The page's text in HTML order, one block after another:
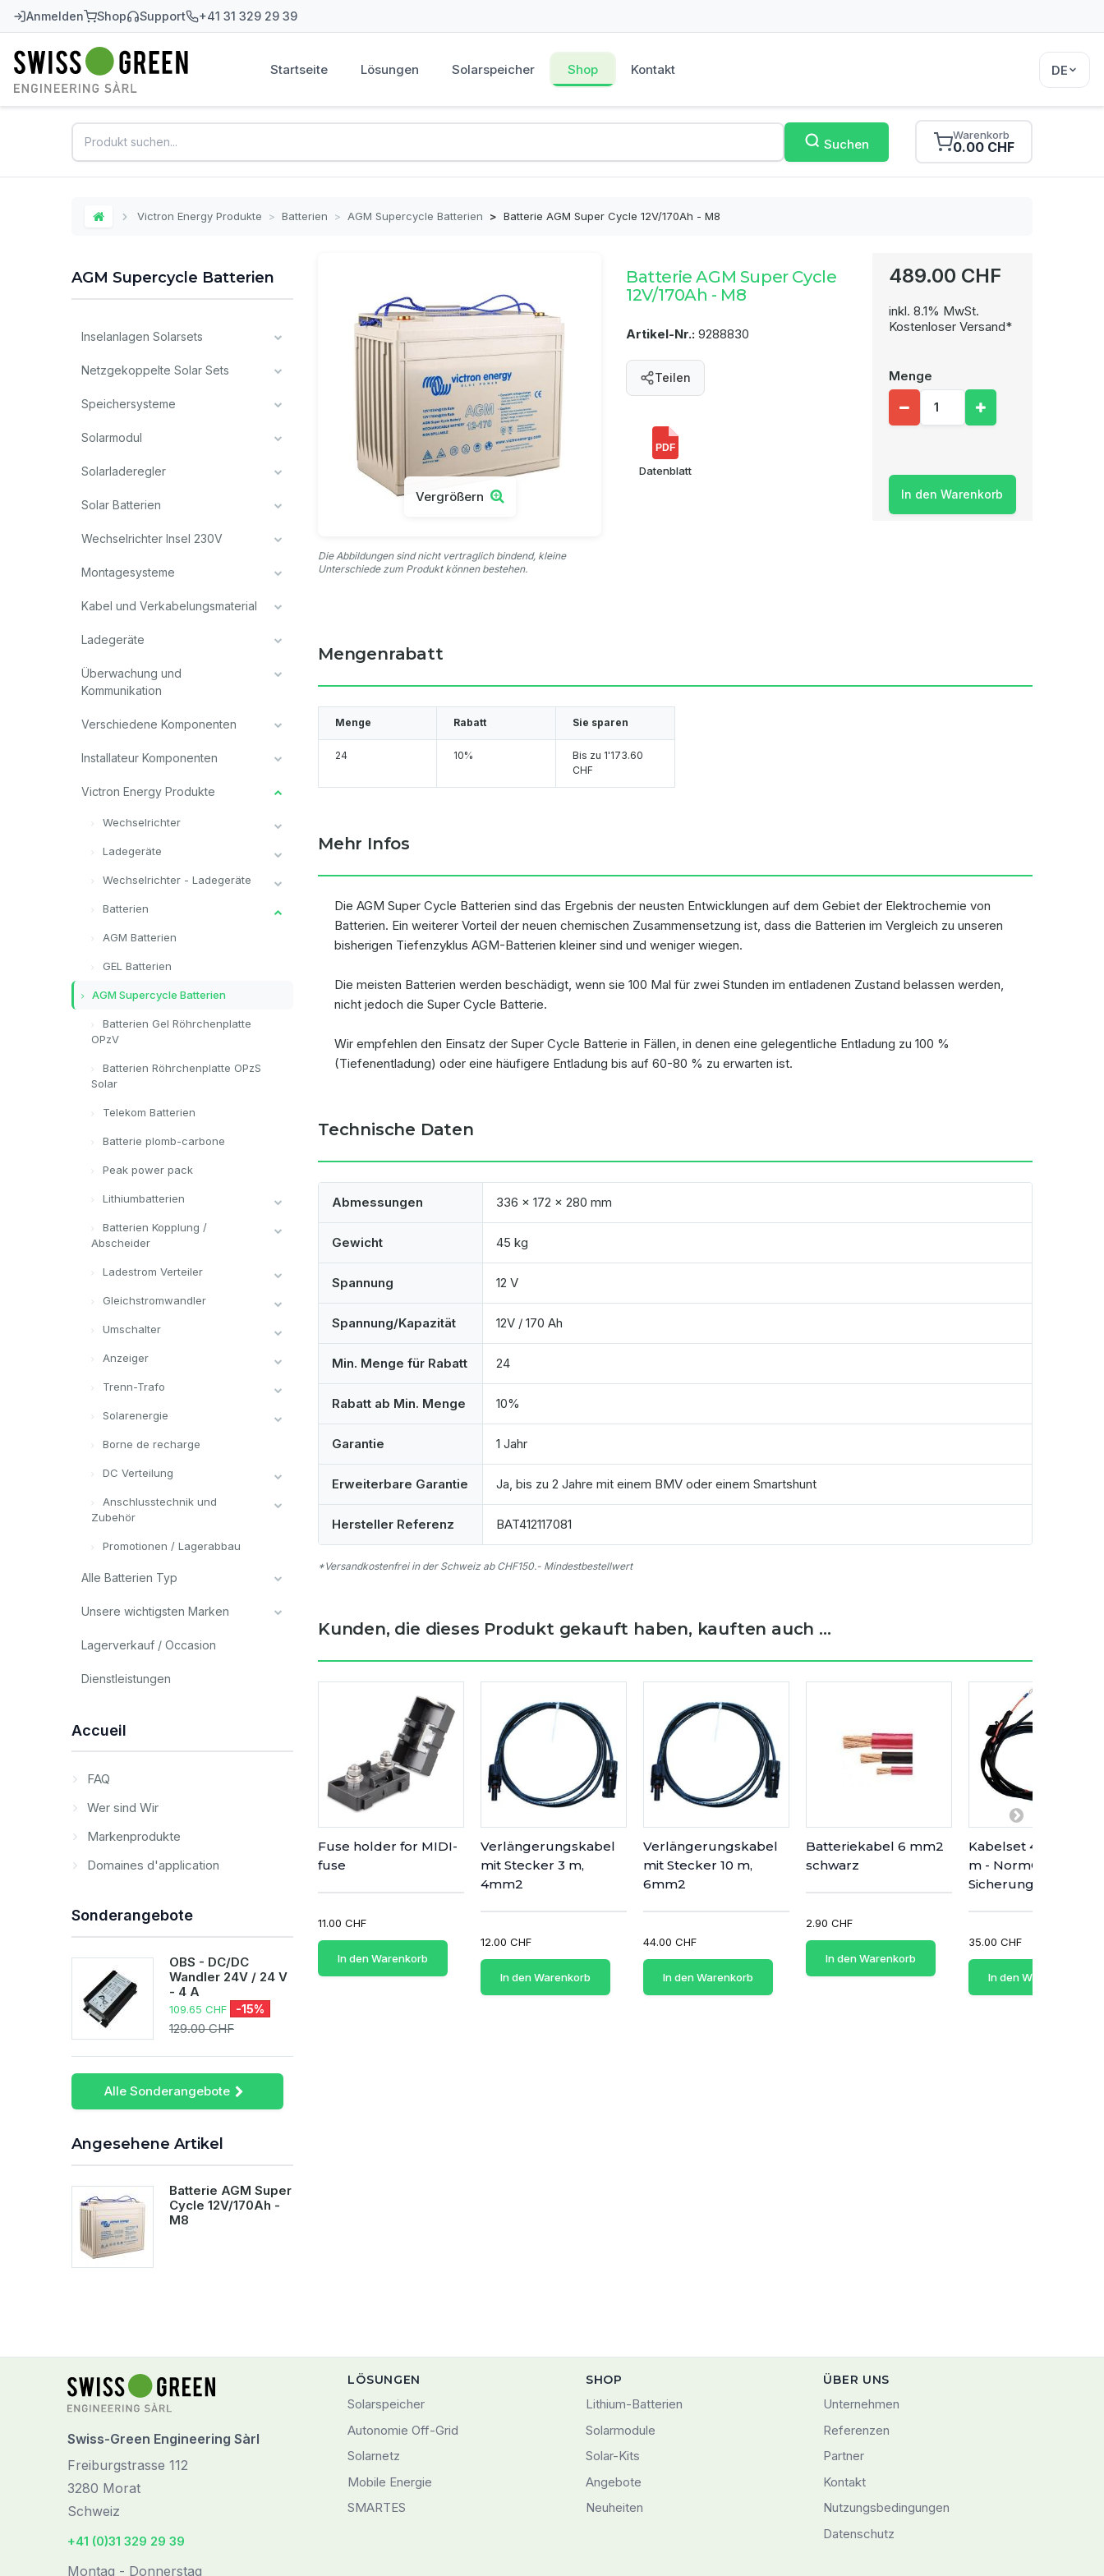
Anmelden Shop Support +41 31 329 29 39
Swiss-Green Startseite Lösungen Solarspeicher Shop Kontakt DE
Suchen
Warenkorb
0.00 CHF
Home Victron Energy Produkte > Batterien > AGM Supercycle Batterien > Batterie AGM Super Cycle 12V/170Ah - M8
AGM Supercycle Batterien
Inselanlagen Solarsets
Netzgekoppelte Solar Sets
Speichersysteme
Solarmodul
Solarladeregler
Solar Batterien
Wechselrichter Insel 230V
Montagesysteme
Kabel und Verkabelungsmaterial
Ladegeräte
Überwachung und
Kommunikation
Verschiedene Komponenten
Installateur Komponenten
Victron Energy Produkte
Wechselrichter
Ladegeräte
Wechselrichter - Ladegeräte
Batterien
AGM Batterien
GEL Batterien
AGM Supercycle Batterien
Batterien Gel Röhrchenplatte
OPzV
Batterien Röhrchenplatte OPzS
Solar
Telekom Batterien
Batterie plomb-carbone
Peak power pack
Lithiumbatterien
Batterien Kopplung /
Abscheider
Ladestrom Verteiler
Gleichstromwandler
Umschalter
Anzeiger
Trenn-Trafo
Solarenergie
Borne de recharge
DC Verteilung
Anschlusstechnik und
Zubehör
Promotionen / Lagerabbau
Alle Batterien Typ
Unsere wichtigsten Marken
Lagerverkauf / Occasion
Dienstleistungen
Accueil
FAQ
Wer sind Wir
Markenprodukte
Domaines d'application
Sonderangebote
OBS - DC/DC
Wandler 24V / 24 V
- 4 A
109.65 CHF -15%
129.00 CHF
Alle Sonderangebote
Angesehene Artikel
Batterie AGM Super
Cycle 12V/170Ah -
M8
Vergrößern
Die Abbildungen sind nicht vertraglich bindend, kleine
Unterschiede zum Produkt können bestehen.
Batterie AGM Super Cycle
12V/170Ah - M8
Artikel-Nr.: 9288830
Teilen
PDF
Datenblatt
489.00 CHF
inkl. 8.1% MwSt.
Kostenloser Versand*
Menge
In den Warenkorb
Mengenrabatt
Menge Rabatt Sie sparen
24 10% Bis zu 1'173.60
CHF
Mehr Infos
Die AGM Super Cycle Batterien sind das Ergebnis der neusten Entwicklungen auf dem Gebiet der Elektrochemie von
Batterien. Ein weiterer Vorteil der neuen chemischen Zusammensetzung ist, dass die Batterien im Vergleich zu unseren
bisherigen Tiefenzyklus AGM-Batterien kleiner sind und weniger wiegen.
Die meisten Batterien werden beschädigt, wenn sie 100 Mal für zwei Stunden im entladenen Zustand belassen werden,
nicht jedoch die Super Cycle Batterie.
Wir empfehlen den Einsatz der Super Cycle Batterie in Fällen, in denen eine gelegentliche Entladung zu 100 %
(Tiefenentladung) oder eine häufigere Entladung bis auf 60-80 % zu erwarten ist.
Technische Daten
Abmessungen 336 x 172 x 280 mm
Gewicht 45 kg
Spannung 12 V
Spannung/Kapazität 12V / 170 Ah
Min. Menge für Rabatt 24
Rabatt ab Min. Menge 10%
Garantie 1 Jahr
Erweiterbare Garantie Ja, bis zu 2 Jahre mit einem BMV oder einem Smartshunt
Hersteller Referenz BAT412117081
*Versandkostenfrei in der Schweiz ab CHF150.- Mindestbestellwert
Kunden, die dieses Produkt gekauft haben, kauften auch ...
Fuse holder for MIDI-
fuse
11.00 CHF
In den Warenkorb
Verlängerungskabel
mit Stecker 3 m,
4mm2
12.00 CHF
In den Warenkorb
Verlängerungskabel
mit Stecker 10 m,
6mm2
44.00 CHF
In den Warenkorb
Batteriekabel 6 mm2
schwarz
2.90 CHF
In den Warenkorb
Kabelset 4 mm2 - 1.5
m - NormOTO-
Sicherung 20 A - 2x...
35.00 CHF
In den Warenkorb
Swiss-Green Engineering Sàrl
Freiburgstrasse 112
3280 Morat
Schweiz
+41 (0)31 329 29 39
Montag - Donnerstag
LÖSUNGEN
Solarspeicher
Autonomie Off-Grid
Solarnetz
Mobile Energie
SMARTES
SHOP
Lithium-Batterien
Solarmodule
Solar-Kits
Angebote
Neuheiten
ÜBER UNS
Unternehmen
Referenzen
Partner
Kontakt
Nutzungsbedingungen
Datenschutz